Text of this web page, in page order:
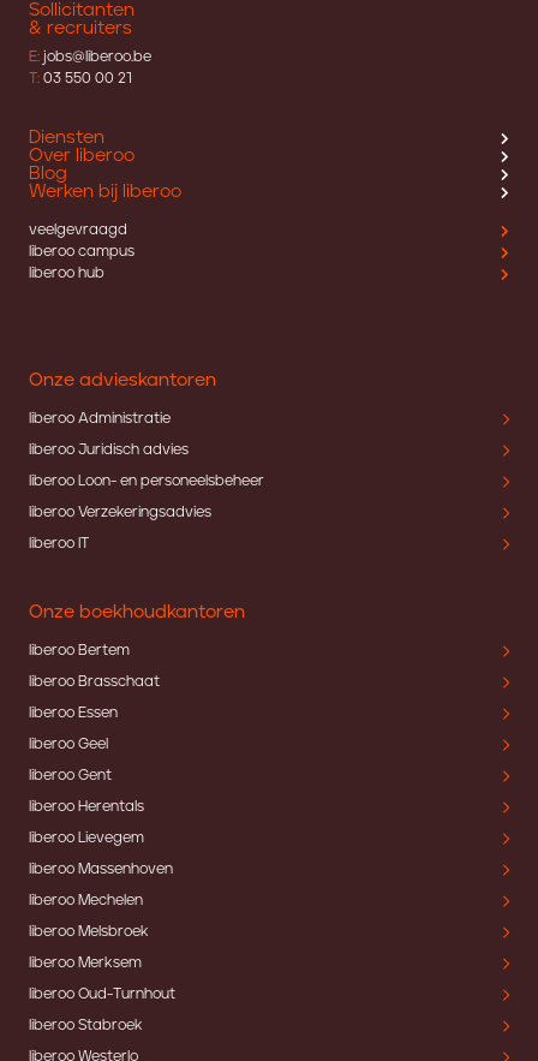
Sollicitanten
& recruiters
E: jobs@liberoo.be
T: 03 550 00 21
Diensten
Over liberoo
Blog
Werken bij liberoo
veelgevraagd
liberoo campus
liberoo hub
Onze advieskantoren
liberoo Administratie
liberoo Juridisch advies
liberoo Loon- en personeelsbeheer
liberoo Verzekeringsadvies
liberoo IT
Onze boekhoudkantoren
liberoo Bertem
liberoo Brasschaat
liberoo Essen
liberoo Geel
liberoo Gent
liberoo Herentals
liberoo Lievegem
liberoo Massenhoven
liberoo Mechelen
liberoo Melsbroek
liberoo Merksem
liberoo Oud-Turnhout
liberoo Stabroek
liberoo Westerlo